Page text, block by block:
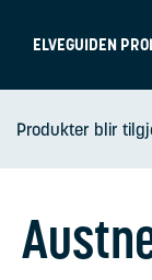
ELVEGUIDEN PRO
Produkter blir